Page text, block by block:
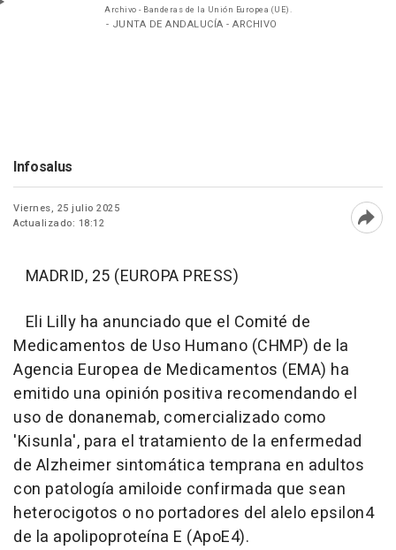
Archivo - Banderas de la Unión Europea (UE).
- JUNTA DE ANDALUCÍA - ARCHIVO
Infosalus
Viernes, 25 julio 2025
Actualizado: 18:12
MADRID, 25 (EUROPA PRESS)
Eli Lilly ha anunciado que el Comité de
Medicamentos de Uso Humano (CHMP) de la
Agencia Europea de Medicamentos (EMA) ha
emitido una opinión positiva recomendando el
uso de donanemab, comercializado como
'Kisunla', para el tratamiento de la enfermedad
de Alzheimer sintomática temprana en adultos
con patología amiloide confirmada que sean
heterocigotos o no portadores del alelo epsilon4
de la apolipoproteína E (ApoE4).